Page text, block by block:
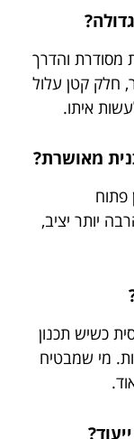
מסודרת והדרך
חלק קטן עלול
איתו.
מאושרת?
פתוח
יותר יציב,
כשיש תכנון
מי שמבטיח